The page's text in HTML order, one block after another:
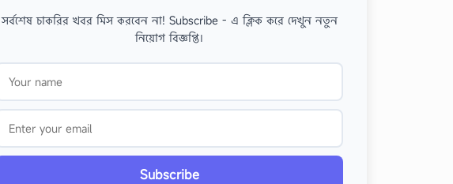
সর্বশেষ চাকরির খবর মিস করবেন না! Subscribe - এ ক্লিক করে দেখুন নতুন
নিয়োগ বিজ্ঞপ্তি।
Subscribe